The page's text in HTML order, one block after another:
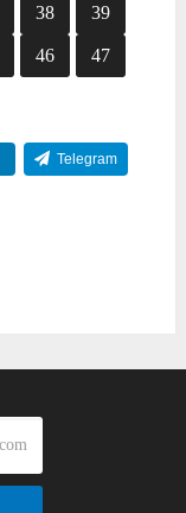
38 39
46 47
Telegram